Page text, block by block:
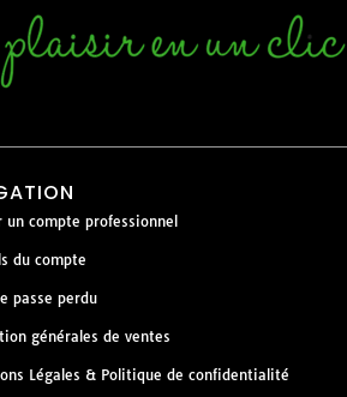
un compte professionnel
du compte
passe perdu
générales de ventes
Légales & Politique de confidentialité